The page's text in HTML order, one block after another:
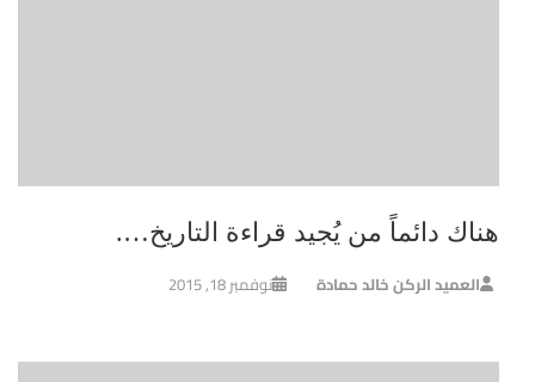
هناك دائماً من يُجيد قراءة التاريخ….
العميد الركن خالد حمادة نوفمبر 18, 2015